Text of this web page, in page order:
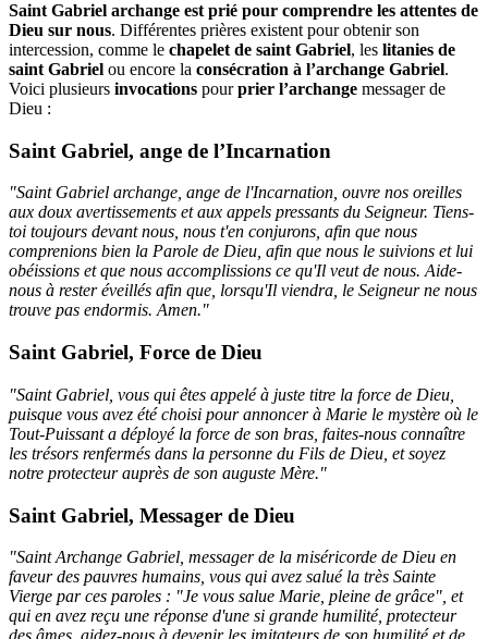
Saint Gabriel archange est prié pour comprendre les attentes de
Dieu sur nous. Différentes prières existent pour obtenir son
intercession, comme le chapelet de saint Gabriel, les litanies de
saint Gabriel ou encore la consécration à l’archange Gabriel.
Voici plusieurs invocations pourprier l’archange messager de
Dieu :
Saint Gabriel, ange de l’Incarnation
"Saint Gabriel archange, ange de l'Incarnation, ouvre nos oreilles
aux doux avertissements et aux appels pressants du Seigneur. Tiens-
toi toujours devant nous, nous t'en conjurons, afin que nous
comprenions bien la Parole de Dieu, afin que nous le suivions et lui
obéissions et que nous accomplissions ce qu'Il veut de nous. Aide-
nous à rester éveillés afin que, lorsqu'Il viendra, le Seigneur ne nous
trouve pas endormis. Amen."
Saint Gabriel, Force de Dieu
"Saint Gabriel, vous qui êtes appelé à juste titre la force de Dieu,
puisque vous avez été choisi pour annoncer à Marie le mystère où le
Tout-Puissant a déployé la force de son bras, faites-nous connaître
les trésors renfermés dans la personne du Fils de Dieu, et soyez
notre protecteur auprès de son auguste Mère."
Saint Gabriel, Messager de Dieu
"Saint Archange Gabriel, messager de la miséricorde de Dieu en
faveur des pauvres humains, vous qui avez salué la très Sainte
Vierge par ces paroles : "Je vous salue Marie, pleine de grâce", et
qui en avez reçu une réponse d'une si grande humilité, protecteur